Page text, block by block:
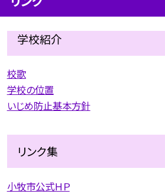
学校紹介
校歌
学校の位置
いじめ防止基本方針
リンク集
小牧市公式ＨＰ